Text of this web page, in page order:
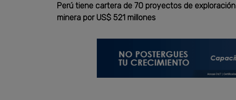
Perú tiene cartera de 70 proyectos de exploración
minera por US$ 521 millones